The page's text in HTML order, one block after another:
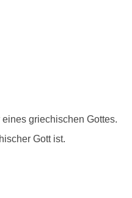
griechischen Gottes.
Gott ist.